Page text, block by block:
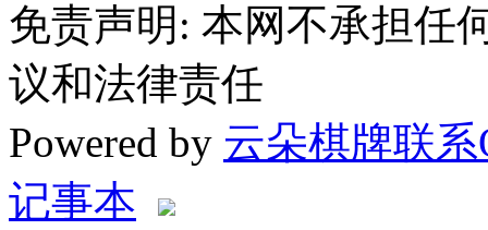
免责声明: 本网不承担任
议和法律责任
Powered by 云朵棋牌联系
记事本